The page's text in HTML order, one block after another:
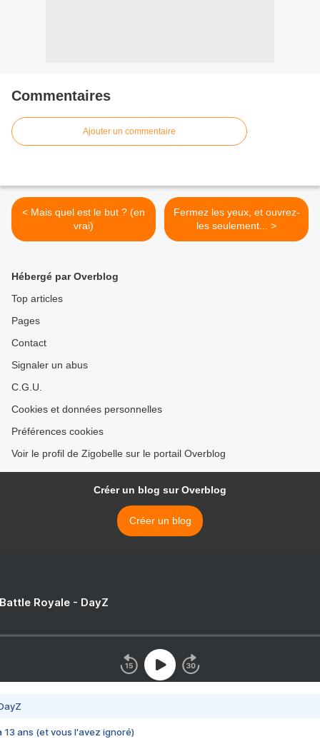
Commentaires
Ajouter un commentaire
< Mais quel est le but ? (en
vrai)
Fermez les yeux, et ouvrez-
les seulement... >
Hébergé par Overblog
Top articles
Pages
Contact
Signaler un abus
C.G.U.
Cookies et données personnelles
Préférences cookies
Voir le profil de Zigobelle sur le portail Overblog
Créer un blog sur Overblog
Créer un blog
Royale - DayZ
13 ans (et vous l'avez ignoré)